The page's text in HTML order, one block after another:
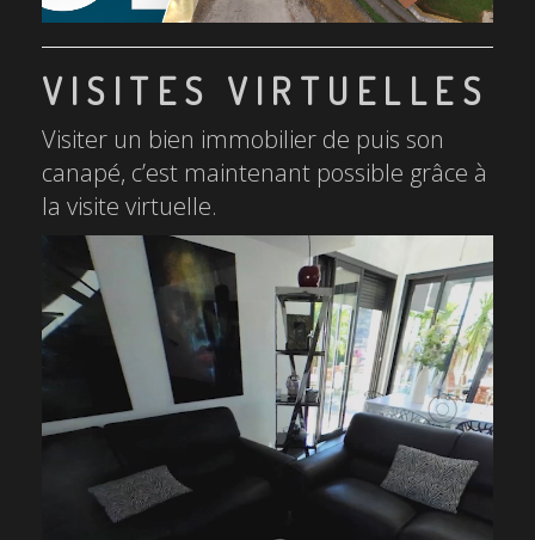
VISITES VIRTUELLES
Visiter un bien immobilier de puis son
canapé, c’est maintenant possible grâce à
la visite virtuelle.